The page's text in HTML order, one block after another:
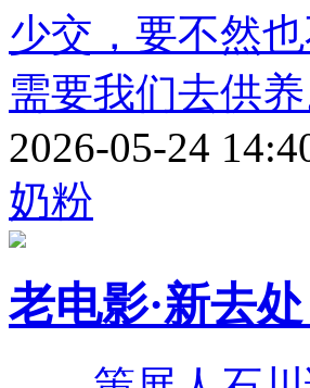
少交，要不然
需要我们去供养
2026-05-24
奶粉
老电影·新去